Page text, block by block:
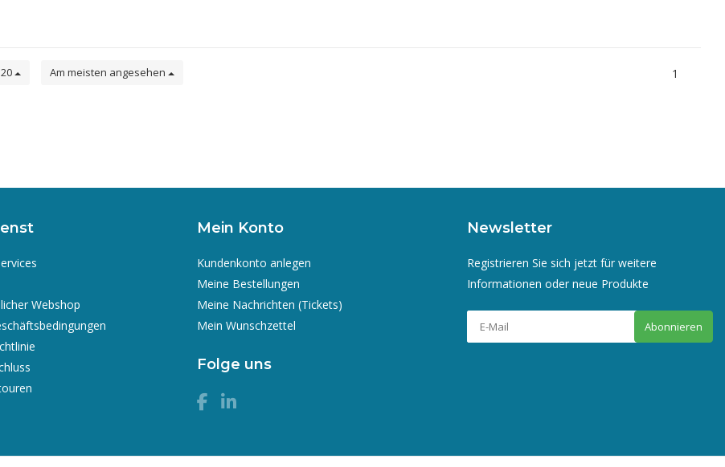
20 Am meisten angesehen 1
Webshop
Mein Konto
Kundenkonto anlegen
Meine Bestellungen
Meine Nachrichten (Tickets)
Mein Wunschzettel
Folge uns
Newsletter
Registrieren Sie sich jetzt für weitere
Informationen oder neue Produkte
Abonnieren